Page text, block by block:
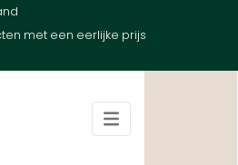
met een eerlijke prijs